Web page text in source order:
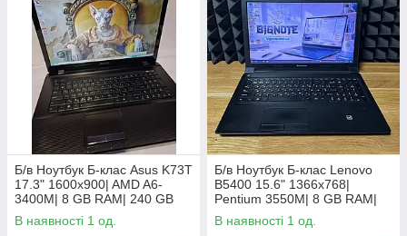
Б/в Ноутбук Б-клас Asus K73T
17.3" 1600x900| AMD A6-
3400M| 8 GB RAM| 240 GB
SSD + 500 GB HDD| Radeon
HD 6520G
В наявності 1 од.
Б/в Ноутбук Б-клас Lenovo
B5400 15.6" 1366x768|
Pentium 3550M| 8 GB RAM|
128 GB SSD| HD
В наявності 1 од.